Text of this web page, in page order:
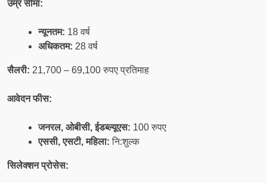
उम्र सीमा:
न्यूनतम: 18 वर्ष
अधिकतम: 28 वर्ष
सैलरी: 21,700 – 69,100 रुपए प्रतिमाह
आवेदन फीस:
जनरल, ओबीसी,ईडब्ल्यूएस: 100 रुपए
एससी, एसटी, महिला: नि:शुल्क
सिलेक्शन प्रोसेस: